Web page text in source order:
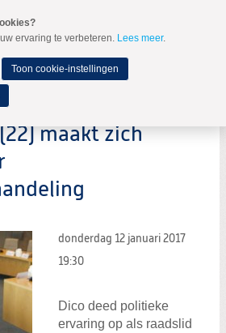
MENU
maakt zich
donderdag 12 januari 2017
19:30
Dico deed politieke
ervaring op als raadslid
ervaring te verbeteren. Lees meer.
Toon cookie-instellingen